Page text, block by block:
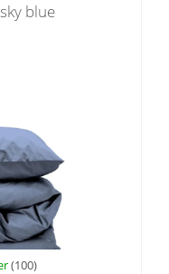
blue
(100)